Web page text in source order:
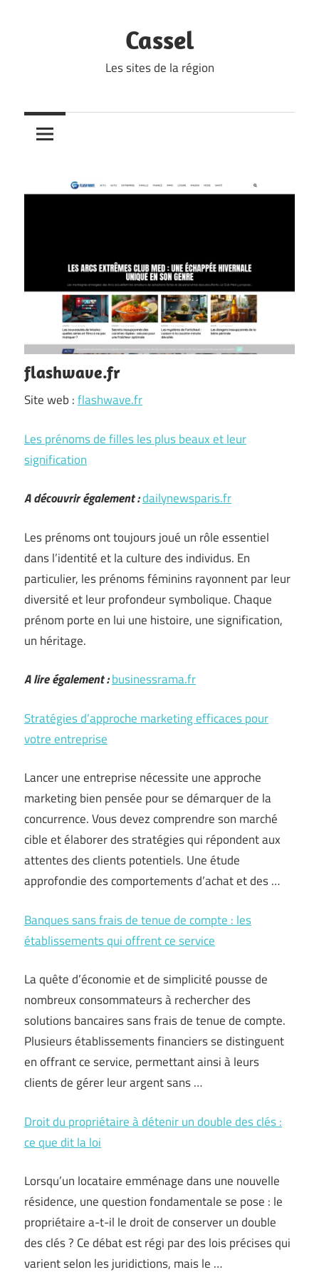
Cassel
Les sites de la région
flashwave.fr
Site web :flashwave.fr
Les prénoms de filles les plus beaux et leur
signification
A découvrir également :dailynewsparis.fr
Les prénoms ont toujours joué un rôle essentiel
dans l’identité et la culture des individus. En
particulier, les prénoms féminins rayonnent par leur
diversité et leur profondeur symbolique. Chaque
prénom porte en lui une histoire, une signification,
un héritage.
A lire également :businessrama.fr
Stratégies d’approche marketing efficaces pour
votre entreprise
Lancer une entreprise nécessite une approche
marketing bien pensée pour se démarquer de la
concurrence. Vous devez comprendre son marché
cible et élaborer des stratégies qui répondent aux
attentes des clients potentiels. Une étude
approfondie des comportements d’achat et des …
Banques sans frais de tenue de compte : les
établissements qui offrent ce service
La quête d’économie et de simplicité pousse de
nombreux consommateurs à rechercher des
solutions bancaires sans frais de tenue de compte.
Plusieurs établissements financiers se distinguent
en offrant ce service, permettant ainsi à leurs
clients de gérer leur argent sans …
Droit du propriétaire à détenir un double des clés :
ce que dit la loi
Lorsqu’un locataire emménage dans une nouvelle
résidence, une question fondamentale se pose : le
propriétaire a-t-il le droit de conserver un double
des clés ? Ce débat est régi par des lois précises qui
varient selon les juridictions, mais le …